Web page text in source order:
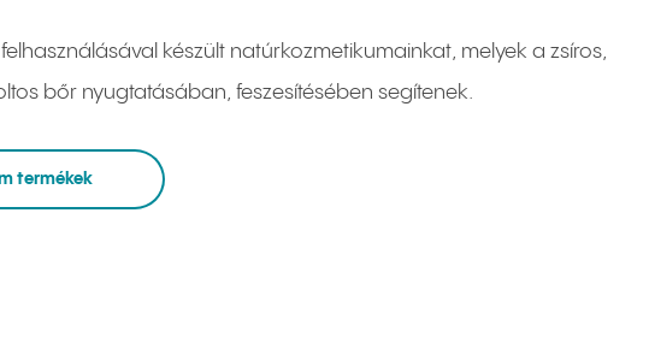
készült natúrkozmetikumainkat, melyek a zsíros,
bőr nyugtatásában, feszesítésében segítenek.
termékek